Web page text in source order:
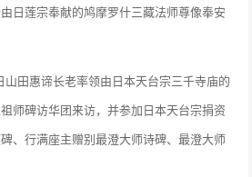
日莲宗奉献的鸠摩罗什三藏法师尊像奉安
田惠谛长老率领由日本天台宗三千寺庙的
师碑访华团来访，并参加日本天台宗捐资
、行满座主赠别最澄大师诗碑、最澄大师